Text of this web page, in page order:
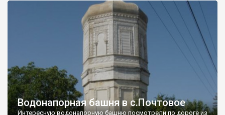
Водонапорная башня в с.Почтовое
Интересную водонапорную башню посмотрели по дороге из